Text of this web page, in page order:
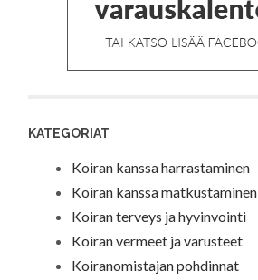
KATEGORIAT
Koiran kanssa harrastaminen
Koiran kanssa matkustaminen
Koiran terveys ja hyvinvointi
Koiran vermeet ja varusteet
Koiranomistajan pohdinnat